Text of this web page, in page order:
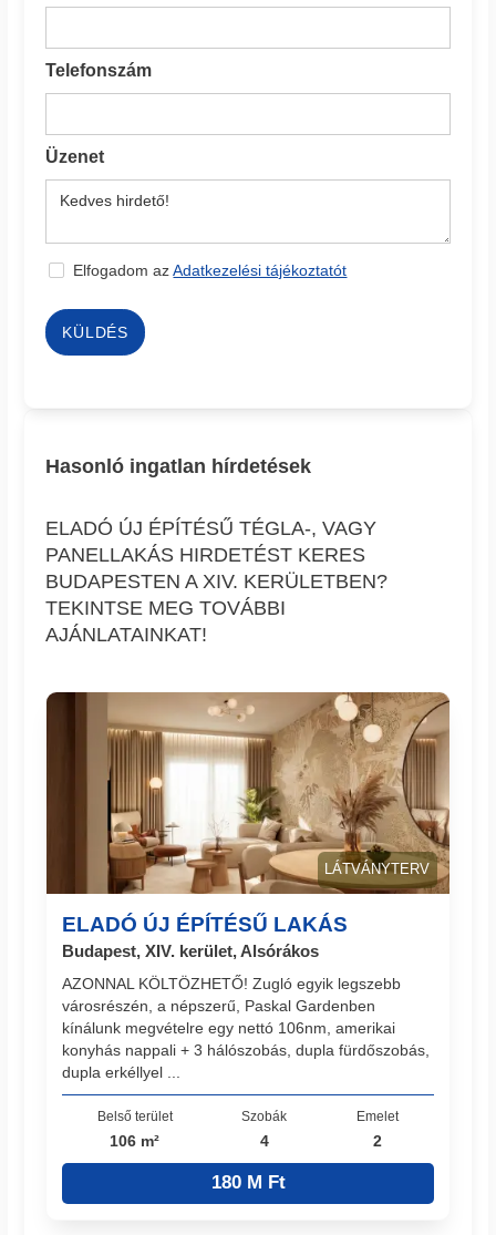
Telefonszám
Üzenet
Elfogadom azAdatkezelési tájékoztatót
KÜLDÉS
Hasonló ingatlan hírdetések
ELADÓ ÚJ ÉPÍTÉSŰ TÉGLA-, VAGY
PANELLAKÁS HIRDETÉST KERES
BUDAPESTEN A XIV. KERÜLETBEN?
TEKINTSE MEG TOVÁBBI
AJÁNLATAINKAT!
LÁTVÁNYTERV
ELADÓ ÚJ ÉPÍTÉSŰ LAKÁS
Budapest, XIV. kerület, Alsórákos
AZONNAL KÖLTÖZHETŐ! Zugló egyik legszebb
városrészén, a népszerű, Paskal Gardenben
kínálunk megvételre egy nettó 106nm, amerikai
konyhás nappali + 3 hálószobás, dupla fürdőszobás,
dupla erkéllyel ...
Belső terület
106 m²
Szobák
4
Emelet
2
180 M Ft